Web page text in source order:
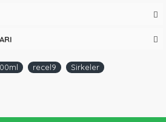
recel9 Sirkeler